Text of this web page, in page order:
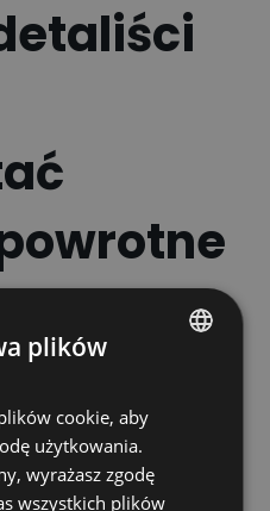
pojazdy
wykorzystywane
sektor
dużych graczy
ciężarówki
wracają puste
ENGLISH
GERMAN
UKRAINIAN
plików
cookie, aby
użytkowania.
wyrażasz zgodę
wszystkich plików